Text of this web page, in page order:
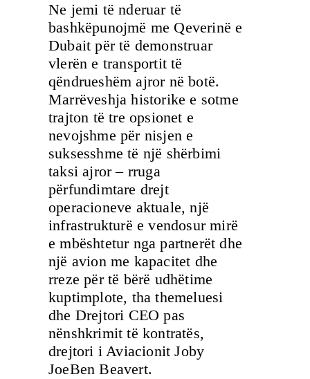
Ne jemi të nderuar të
bashkëpunojmë me Qeverinë e
Dubait për të demonstruar
vlerën e transportit të
qëndrueshëm ajror në botë.
Marrëveshja historike e sotme
trajton të tre opsionet e
nevojshme për nisjen e
suksesshme të një shërbimi
taksi ajror – rruga
përfundimtare drejt
operacioneve aktuale, një
infrastrukturë e vendosur mirë
e mbështetur nga partnerët dhe
një avion me kapacitet dhe
rreze për të bërë udhëtime
kuptimplote, tha themeluesi
dhe Drejtori CEO pas
nënshkrimit të kontratës,
drejtori i Aviacionit Joby
JoeBen Beavert.